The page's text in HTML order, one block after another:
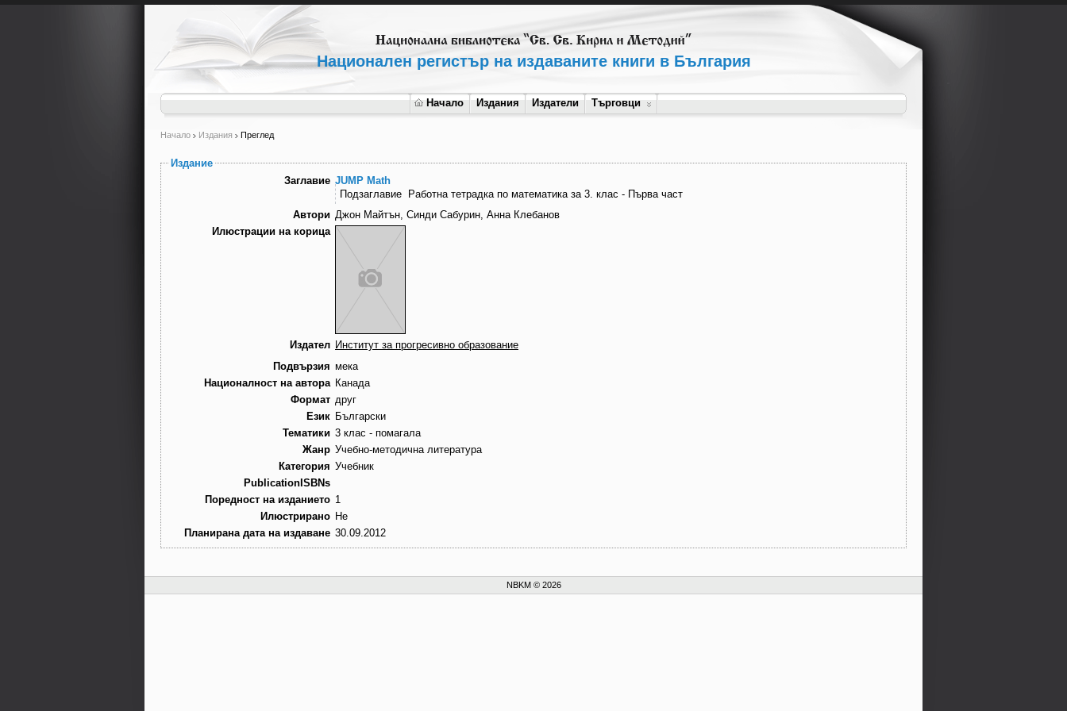
Национален регистър на издаваните книги в България
Начало Издания Издатели Търговци
Начало Издания Преглед
Издание
Заглавие JUMP Math
Подзаглавие
Работна тетрадка по математика за 3. клас - Първа част
Автори Джон Майтън, Синди Сабурин, Анна Клебанов
Илюстрации на корица
Издател Институт за прогресивно образование
Подвързия мека
Националност на автора Канада
Формат друг
Език Български
Тематики 3 клас - помагала
Жанр Учебно-методична литература
Категория Учебник
PublicationISBNs
Поредност на изданието 1
Илюстрирано Не
Планирана дата на издаване 30.09.2012
NBKM © 2026